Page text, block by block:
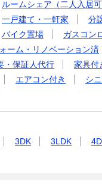
ルームシェア（二人入居可
一戸建て・一軒家 分
バイク置場
ガスコン
ーム・リノベーション済
・保証人代行 家具付
エアコン付き
シ
3DK 3LDK